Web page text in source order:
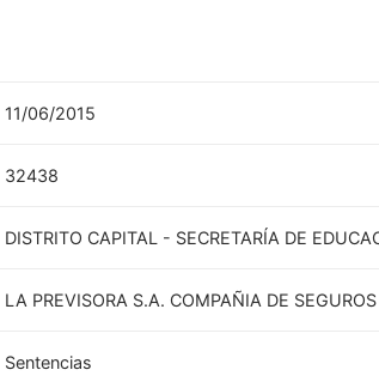
11/06/2015
32438
DISTRITO CAPITAL - SECRETARÍA DE
LA PREVISORA S.A. COMPAÑIA DE SEGUROS
Sentencias